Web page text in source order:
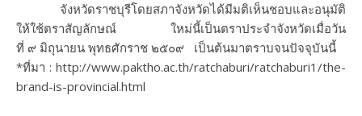
จังหวัดราชบุรีโดยสภาจังหวัดได้มีมติเห็นชอบและอนุมัติ
ให้ใช้ตราสัญลักษณ์ ใหม่นี้เป็นตราประจำจังหวัดเมื่อวัน
ที่ ๙ มิถุนายน พุทธศักราช ๒๕๐๙ เป็นต้นมาตราบจนปัจจุบันนี้
*ที่มา : http://www.paktho.ac.th/ratchaburi/ratchaburi1/the-
brand-is-provincial.html